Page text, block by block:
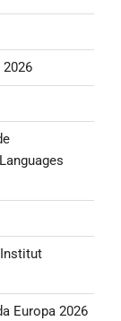
Europa 2026